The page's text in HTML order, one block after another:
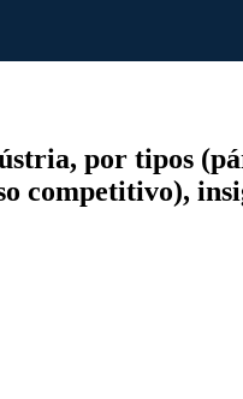
por tipos
competitivo),